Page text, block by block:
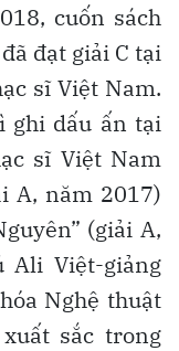
cuốn sách
đạt giải C tại
sĩ Việt Nam.
ghi dấu ấn tại
sĩ Việt Nam
A, năm 2017)
(giải A,
Ali Việt-giảng
Nghệ thuật
sắc trong